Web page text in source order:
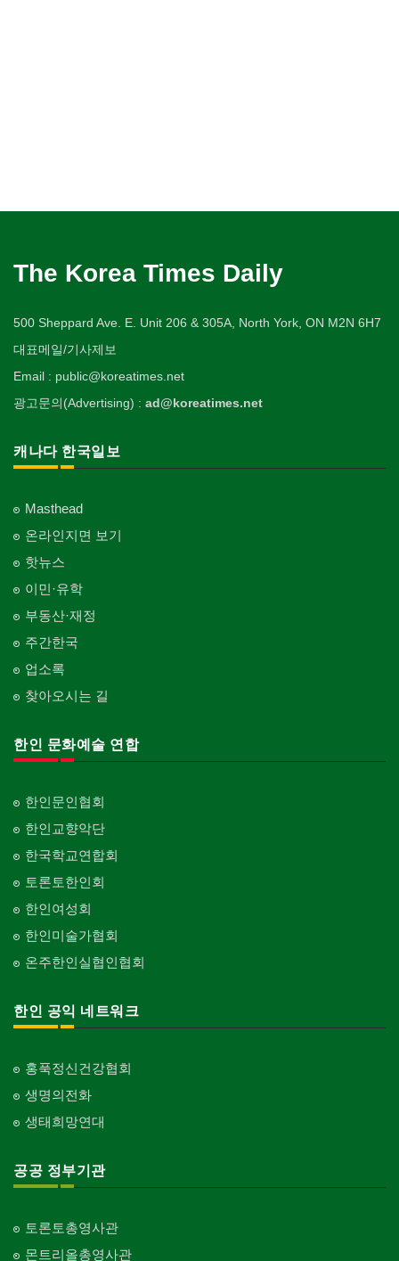
The Korea Times Daily
500 Sheppard Ave. E. Unit 206 & 305A, North York, ON M2N 6H7
대표메일/기사제보
Email : public@koreatimes.net
광고문의(Advertising) : ad@koreatimes.net
캐나다 한국일보
Masthead
온라인지면 보기
핫뉴스
이민·유학
부동산·재정
주간한국
업소록
찾아오시는 길
한인 문화예술 연합
한인문인협회
한인교향악단
한국학교연합회
토론토한인회
한인여성회
한인미술가협회
온주한인실협인협회
한인 공익 네트워크
홍푹정신건강협회
생명의전화
생태희망연대
공공 정부기관
토론토총영사관
몬트리올총영사관